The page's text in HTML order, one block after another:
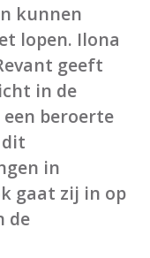
kunnen
lopen. Ilona
geeft
in de
beroerte
in
gaat zij in op
de